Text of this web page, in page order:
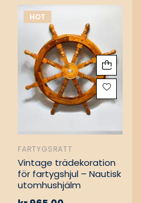
HOT
FARTYGSRATT
Vintage trädekoration
för fartygshjul – Nautisk
utomhushjälm